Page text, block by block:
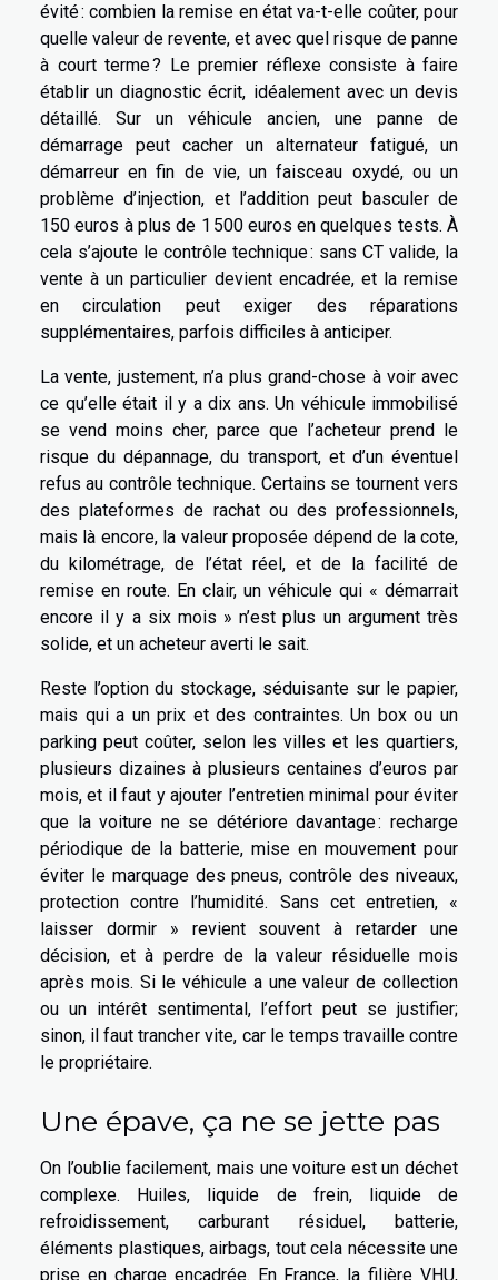
évité : combien la remise en état va-t-elle coûter, pour
quelle valeur de revente, et avec quel risque de panne
à court terme ? Le premier réflexe consiste à faire
établir un diagnostic écrit, idéalement avec un devis
détaillé. Sur un véhicule ancien, une panne de
démarrage peut cacher un alternateur fatigué, un
démarreur en fin de vie, un faisceau oxydé, ou un
problème d’injection, et l’addition peut basculer de
150 euros à plus de 1 500 euros en quelques tests. À
cela s’ajoute le contrôle technique : sans CT valide, la
vente à un particulier devient encadrée, et la remise
en circulation peut exiger des réparations
supplémentaires, parfois difficiles à anticiper.
La vente, justement, n’a plus grand-chose à voir avec
ce qu’elle était il y a dix ans. Un véhicule immobilisé
se vend moins cher, parce que l’acheteur prend le
risque du dépannage, du transport, et d’un éventuel
refus au contrôle technique. Certains se tournent vers
des plateformes de rachat ou des professionnels,
mais là encore, la valeur proposée dépend de la cote,
du kilométrage, de l’état réel, et de la facilité de
remise en route. En clair, un véhicule qui « démarrait
encore il y a six mois » n’est plus un argument très
solide, et un acheteur averti le sait.
Reste l’option du stockage, séduisante sur le papier,
mais qui a un prix et des contraintes. Un box ou un
parking peut coûter, selon les villes et les quartiers,
plusieurs dizaines à plusieurs centaines d’euros par
mois, et il faut y ajouter l’entretien minimal pour éviter
que la voiture ne se détériore davantage : recharge
périodique de la batterie, mise en mouvement pour
éviter le marquage des pneus, contrôle des niveaux,
protection contre l’humidité. Sans cet entretien, «
laisser dormir » revient souvent à retarder une
décision, et à perdre de la valeur résiduelle mois
après mois. Si le véhicule a une valeur de collection
ou un intérêt sentimental, l’effort peut se justifier;
sinon, il faut trancher vite, car le temps travaille contre
le propriétaire.
Une épave, ça ne se jette pas
On l’oublie facilement, mais une voiture est un déchet
complexe. Huiles, liquide de frein, liquide de
refroidissement, carburant résiduel, batterie,
éléments plastiques, airbags, tout cela nécessite une
prise en charge encadrée. En France, la filière VHU,